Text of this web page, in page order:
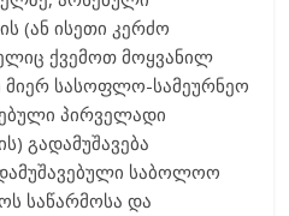
(ან ისეთი კერძო
ქვემოთ მოყვანილ
მიერ სასოფლო-სამეურნეო
პირველადი
გადამუშავება
საბოლოო
საწარმოსა და